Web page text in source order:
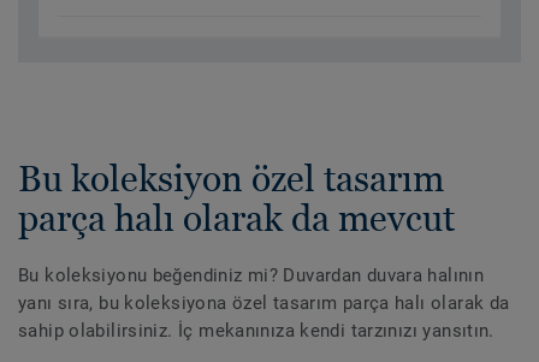
Bu koleksiyon özel tasarım
parça halı olarak da mevcut
Bu koleksiyonu beğendiniz mi? Duvardan duvara halının
yanı sıra, bu koleksiyona özel tasarım parça halı olarak da
sahip olabilirsiniz. İç mekanınıza kendi tarzınızı yansıtın.